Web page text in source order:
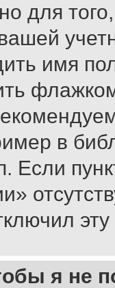
для
имя
в
Если
я не